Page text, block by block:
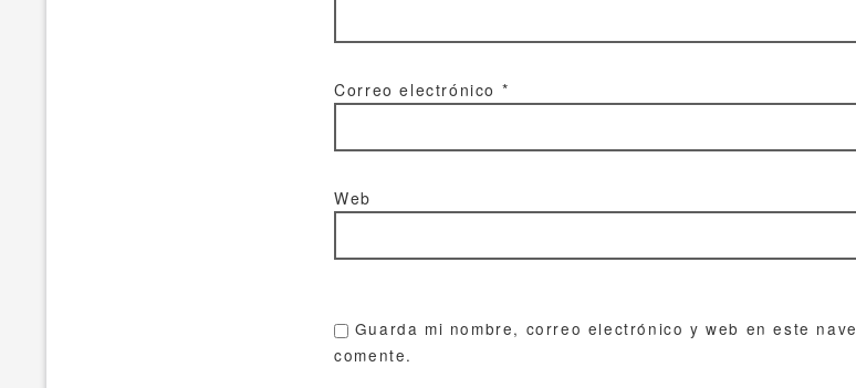
Correo electrónico *
Web
Guarda mi nombre, correo electrónico y web en este
comente.